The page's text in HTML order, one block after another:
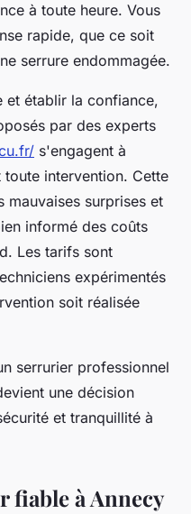
à toute heure. Vous
rapide, que ce soit
serrure endommagée.
et établir la confiance,
par des experts
s'engagent à
intervention. Cette
surprises et
informé des coûts
Les tarifs sont
expérimentés
soit réalisée
serrurier professionnel
une décision
et tranquillité à
à Annecy